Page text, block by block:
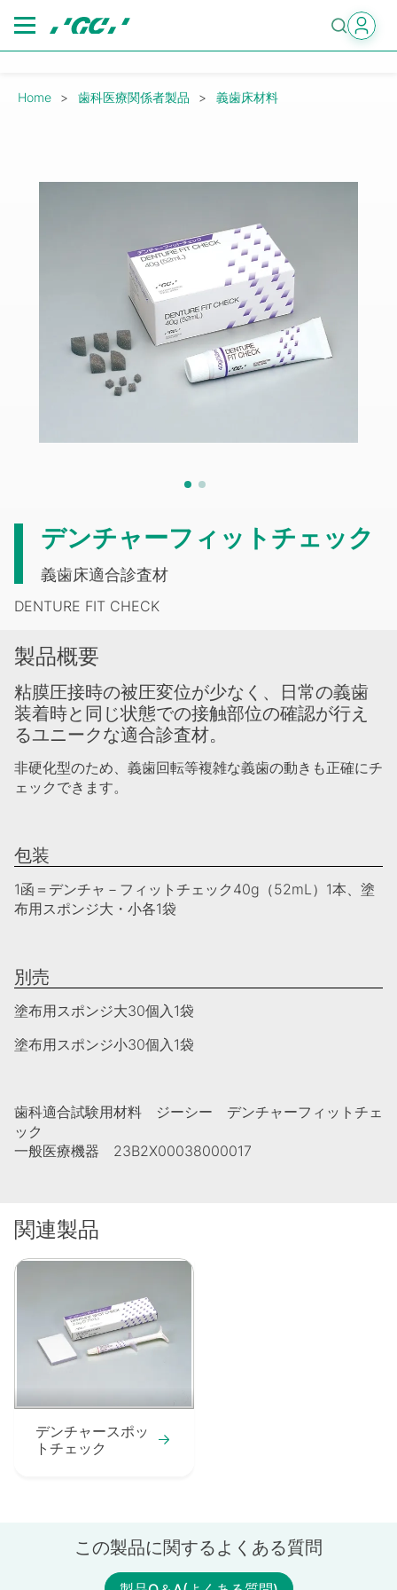
main
Breadcrumb
Home 歯科医療関係者製品 義歯床材料
デンチャーフィットチェック
義歯床適合診査材
DENTURE FIT CHECK
製品概要
粘膜圧接時の被圧変位が少なく、日常の義歯
装着時と同じ状態での接触部位の確認が行え
るユニークな適合診査材。
非硬化型のため、義歯回転等複雑な義歯の動きも正確にチ
ェックできます。
包装
1函＝デンチャ－フィットチェック40g（52mL）1本、塗
布用スポンジ大・小各1袋
別売
塗布用スポンジ大30個入1袋
塗布用スポンジ小30個入1袋
歯科適合試験用材料 ジーシー デンチャーフィットチェ
ック
一般医療機器 23B2X00038000017
関連製品
デンチャースポッ
トチェック
この製品に関するよくある質問